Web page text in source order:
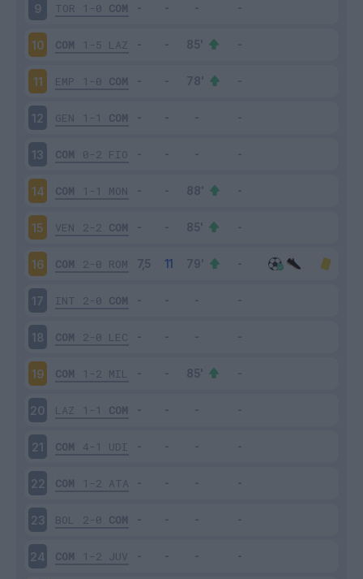
9 TOR 1-0 COM
10 COM 1-5 LAZ
11 EMP 1-0 COM
12 GEN 1-1 COM
13 COM 0-2 FIO
14 COM 1-1 MON
15 VEN 2-2 COM
16 COM 2-0 ROM
17 INT 2-0 COM
18 COM 2-0 LEC
19 COM 1-2 MIL
20 LAZ 1-1 COM
21 COM 4-1 UDI
22 COM 1-2 ATA
23 BOL 2-0 COM
24 COM 1-2 JUV